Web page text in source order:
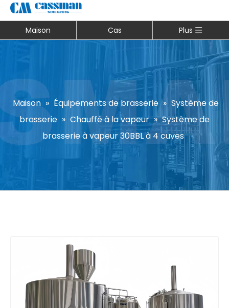
Maison Cas Plus
Maison » Équipements de brasserie » Système de
brasserie » Chauffé à la vapeur » Système de
brasserie à vapeur 30BBL à 4 cuves